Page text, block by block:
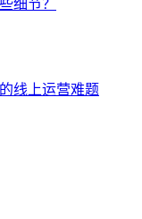
细节？
线上运营难题